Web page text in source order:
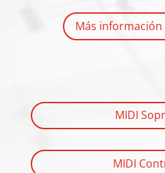
Más información
MIDI
MIDI